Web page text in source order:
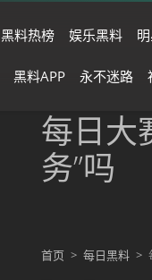
黑料热榜 娱乐黑料
黑料APP 永不迷路
每日大
务”吗
首页 > 每日黑料 >